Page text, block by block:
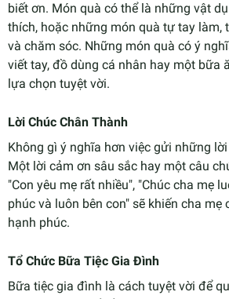
biết ơn. Món quà có thể là những vật
thích, hoặc những món quà tự tay làm,
và chăm sóc. Những món quà có ý
viết tay, đồ dùng cá nhân hay một bữa
lựa chọn tuyệt vời.
Lời Chúc Chân Thành
Không gì ý nghĩa hơn việc gửi những
Một lời cảm ơn sâu sắc hay một câu
"Con yêu mẹ rất nhiều", "Chúc cha mẹ
phúc và luôn bên con" sẽ khiến cha mẹ
hạnh phúc.
Tổ Chức Bữa Tiệc Gia Đình
Bữa tiệc gia đình là cách tuyệt vời để